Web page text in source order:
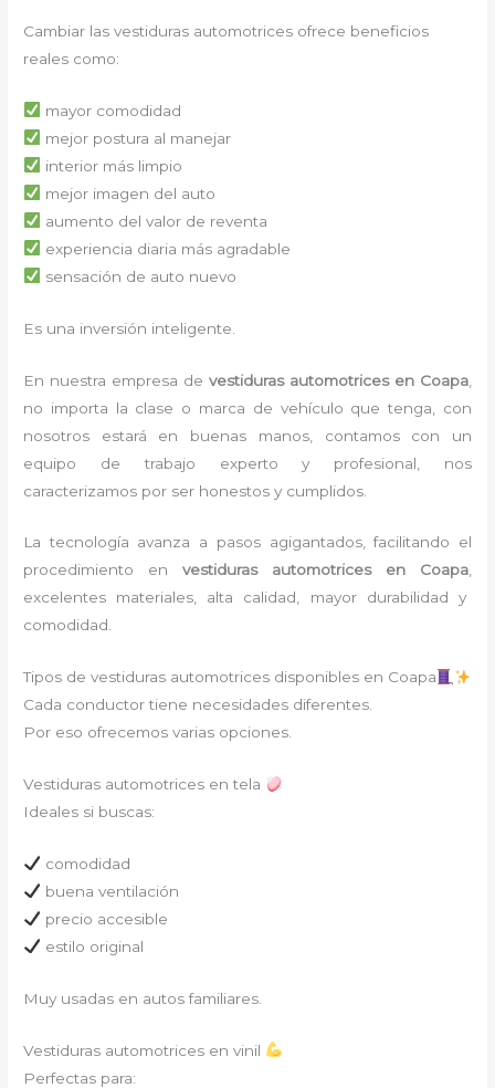
Cambiar las vestiduras automotrices ofrece beneficios
reales como:
mayor comodidad
mejor postura al manejar
interior más limpio
mejor imagen del auto
aumento del valor de reventa
experiencia diaria más agradable
sensación de auto nuevo
Es una inversión inteligente.
En nuestra empresa de vestiduras automotricesen Coapa,
no importa la clase o marca de vehículo que tenga, con
nosotros estará en buenas manos, contamos con un
equipo de trabajo experto y profesional, nos
caracterizamos por ser honestos y cumplidos.
La tecnología avanza a pasos agigantados, facilitando el
procedimiento envestiduras automotrices en Coapa,
excelentes materiales, alta calidad, mayor durabilidad y
comodidad.
Tipos de vestiduras automotrices disponibles en Coapa
Cada conductor tiene necesidades diferentes.
Por eso ofrecemos varias opciones.
Vestiduras automotrices en tela
Ideales si buscas:
comodidad
buena ventilación
precio accesible
estilo original
Muy usadas en autos familiares.
Vestiduras automotrices en vinil
Perfectas para: